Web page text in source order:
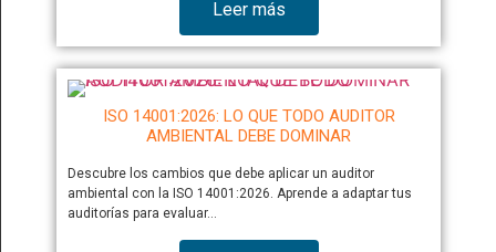
Leer más
ISO 14001:2026: LO QUE TODO AUDITOR
AMBIENTAL DEBE DOMINAR
Descubre los cambios que debe aplicar un auditor
ambiental con la ISO 14001:2026. Aprende a adaptar tus
auditorías para evaluar…